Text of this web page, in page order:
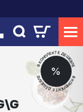
%
В КОМПЛЕКТЕ ДЕШЕВЛЕ
В КОМПЛЕКТЕ ДЕШЕВЛЕ